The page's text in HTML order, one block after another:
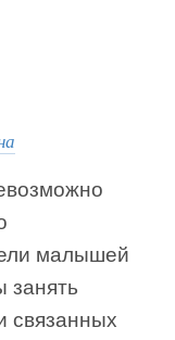
малышей
занять
связанных